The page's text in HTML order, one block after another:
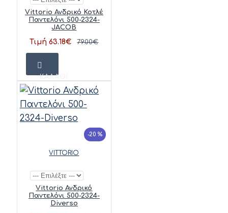
Vittorio Ανδρικό Κοτλέ
Παντελόνι 500-2324-
JACOB
Τιμή 63.18€ 79.00€
ΚΑΛΆΘΙ
-20 %
VITTORIO
Vittorio Ανδρικό
Παντελόνι 500-2324-
Diverso